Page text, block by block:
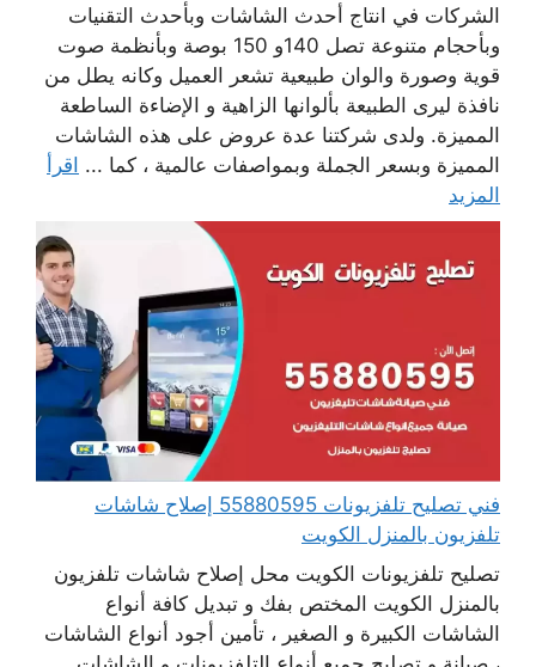
الشركات في انتاج أحدث الشاشات وبأحدث التقنيات
وبأحجام متنوعة تصل 140و 150 بوصة وبأنظمة صوت
قوية وصورة والوان طبيعية تشعر العميل وكانه يطل من
نافذة ليرى الطبيعة بألوانها الزاهية و الإضاءة الساطعة
المميزة. ولدى شركتنا عدة عروض على هذه الشاشات
المميزة وبسعر الجملة وبمواصفات عالمية ، كما ... اقرأ
المزيد
فني تصليح تلفزيونات 55880595 إصلاح شاشات
تلفزيون بالمنزل الكويت
تصليح تلفزيونات الكويت محل إصلاح شاشات تلفزيون
بالمنزل الكويت المختص بفك و تبديل كافة أنواع
الشاشات الكبيرة و الصغير ، تأمين أجود أنواع الشاشات